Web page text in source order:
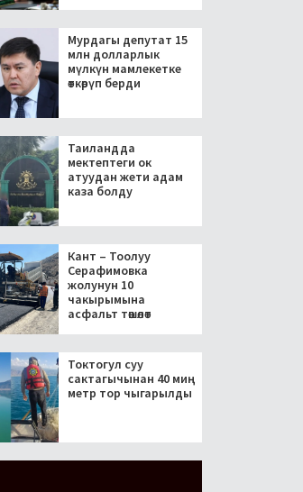
Мурдагы депутат 15
млн долларлык
мүлкүн мамлекетке
өткөрүп берди
Таиландда
мектептеги ок
атуудан жети адам
каза болду
Кант – Тоолуу
Серафимовка
жолунун 10
чакырымына
асфальт төшөлөт
Токтогул суу
сактагычынан 40 миң
метр тор чыгарылды